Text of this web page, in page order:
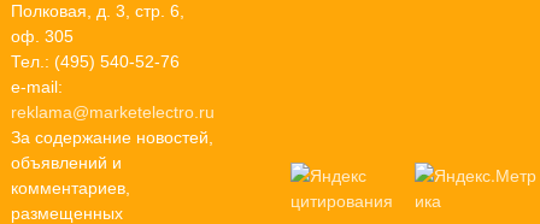
Полковая, д. 3, стр. 6,
оф. 305
Тел.: (495) 540-52-76
e-mail:
reklama@marketelectro.ru
За содержание новостей,
объявлений и
комментариев,
размещенных